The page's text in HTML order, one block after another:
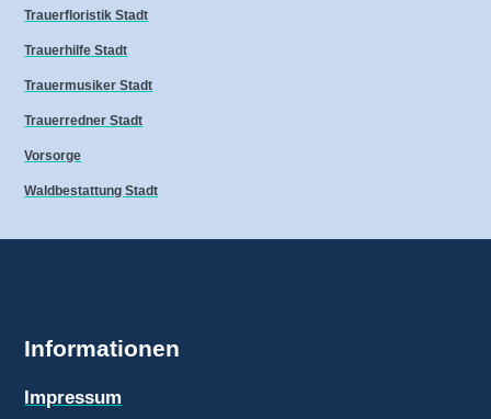
Trauerfloristik Stadt
Trauerhilfe Stadt
Trauermusiker Stadt
Trauerredner Stadt
Vorsorge
Waldbestattung Stadt
Informationen
Impressum